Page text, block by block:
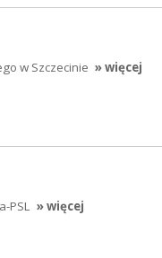
w Szczecinie » więcej
PSL » więcej